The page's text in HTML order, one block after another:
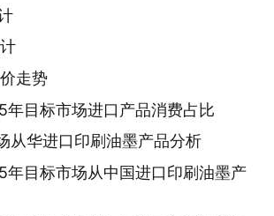
走势
目标市场进口产品消费占比
从华进口印刷油墨产品分析
目标市场从中国进口印刷油墨产